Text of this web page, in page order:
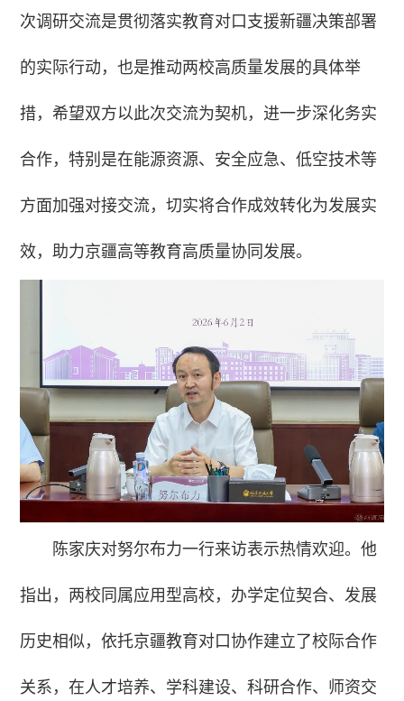
次调研交流是贯彻落实教育对口支援新疆决策部署
的实际行动，也是推动两校高质量发展的具体举
措，希望双方以此次交流为契机，进一步深化务实
合作，特别是在能源资源、安全应急、低空技术等
方面加强对接交流，切实将合作成效转化为发展实
效，助力京疆高等教育高质量协同发展。
陈家庆对努尔布力一行来访表示热情欢迎。他
指出，两校同属应用型高校，办学定位契合、发展
历史相似，依托京疆教育对口协作建立了校际合作
关系，在人才培养、学科建设、科研合作、师资交